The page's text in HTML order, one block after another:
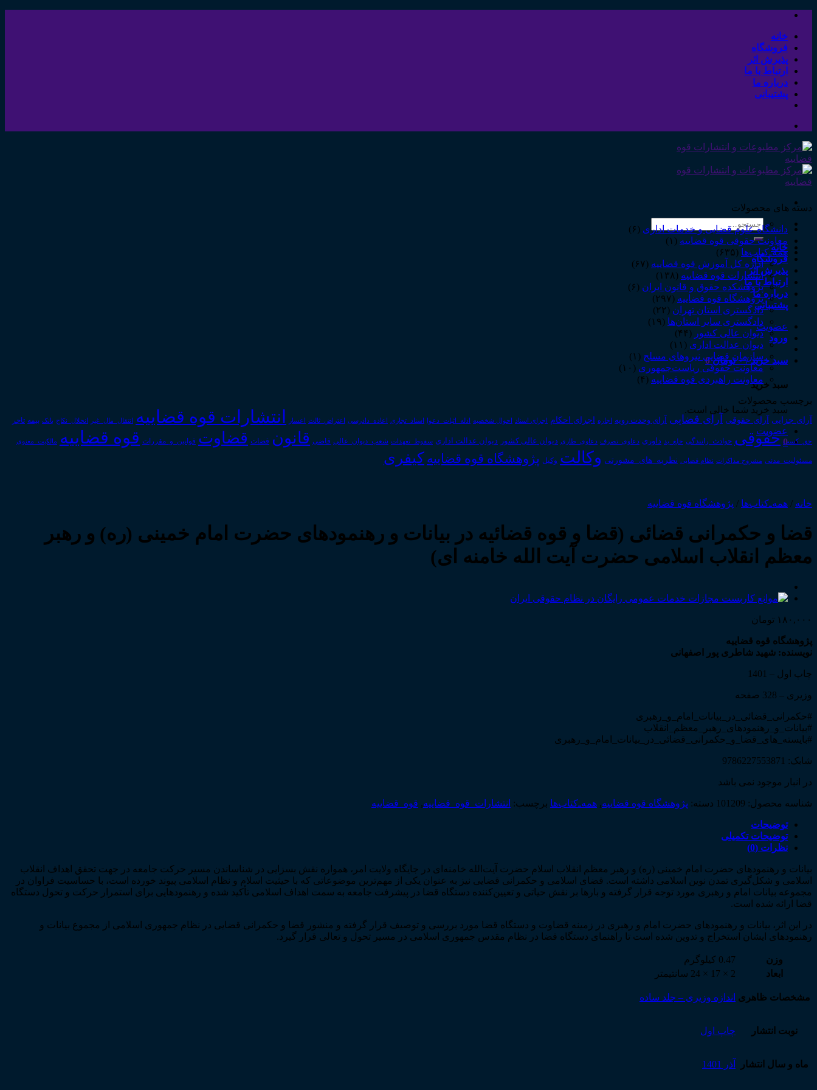
Skip
contentخانه
فروشگاه
پذیرش اثر
ارتباط با ما
درباره ما
پشتیبانی
جستجو
برای:
خانه
فروشگاه
پذیرش اثر
ارتباط با ما
درباره ما
پشتیبانی
عضویت
ورود
سبد خرید /۰ تومان 0
سبد خرید
سبد خرید شما خالی است.
عضویت
0
دسته های محصولات
دانشگاه علوم قضایی و خدمات اداری (۶)
معاونت حقوقی قوه قضاییه (۱)
همه‌ـ‌کتاب‌ها (۶۳۵)
اداره کل آموزش قوه قضاییه (۶۷)
انتشارات قوه قضاییه (۱۳۸)
پژوهشکده حقوق و قانون ایران (۶)
پژوهشگاه قوه قضاییه (۲۹۷)
دادگستری استان تهران (۲۲)
دادگستری سایر استان‌ها (۱۹)
دیوان عالی کشور (۴۴)
دیوان عدالت اداری (۱۱)
سازمان قضایی نیروهای مسلح (۱)
معاونت حقوقی ریاست‌جمهوری (۱۰)
معاونت راهبردی قوه قضاییه (۴)
برچسب محصولات
آرای جزایی آرای حقوقی آرای قضایی آرای وحدت رویه اجاره اجرای احکام اجرای اسناد احوال شخصیه ادله_اثبات_دعوا اسناد_تجاری اعاده_دادرسی اعتراض_ثالث اعسار انتشارات قوه قضاییه انتقال_مال_غیر انحلال_نکاح بانک بیمه تاجر
حق_کسب حقوقی حوادث_رانندگی خلع_ید داوری دعاوی_تصرف دعاوی_طاری دیوان عالی کشور دیوان عدالت اداری سقوط_تعهدات شعب_دیوان_عالی قاضی قانون قضات قضاوت قوانین_و_مقررات قوه قضاییه مالکیت_معنوی
مسئولیت_مدنی مشروح مذاکرات نظام قضایی نظریه_های_مشورتی وکالت وکیل پژوهشگاه قوه قضاییه کیفری
خانه / همه‌ـ‌کتاب‌ها / پژوهشگاه قوه قضاییه
قضا و حکمرانی قضائی (قضا و قوه قضائیه در بیانات و رهنمودهای حضرت امام خمینی (ره) و رهبر
معظم انقلاب اسلامی حضرت آیت الله خامنه ای)
۱۸۰,۰۰۰ تومان
پژوهشگاه قوه قضاییه
نویسنده: شهید شاطری پور اصفهانی
چاپ اول – 1401
وزیری – 328 صفحه
#حکمرانی_قضائی_در_بیانات_امام_و_رهبری
#بیانات_و_رهنمودهای_رهبر_معظم_انقلاب
#بایسته_های_قضا_و_حکمرانی_قضائی_در_بیانات_امام_و_رهبری
شابک: 9786227553871
در انبار موجود نمی باشد
شناسه محصول: 101209 دسته: پژوهشگاه قوه قضاییه, همه‌ـ‌کتاب‌ها برچسب: انتشارات_قوه_قضاییه, قوه_قضاییه
توضیحات
توضیحات تکمیلی
نظرات (0)
بیانات و رهنمودهای حضرت امام خمینی (ره) و رهبر معظم انقلاب اسلام حضرت آیت‌­الله خامنه‌­ای در جایگاه ولایت امر، همواره نقش بسزایی در شناساندن مسیر حرکت جامعه در جهت تحقق اهداف انقلاب
اسلامی و شکل­‌گیری تمدن نوین اسلامی داشته است. قضای اسلامی و حکمرانی قضایی نیز به عنوان یکی از مهم‌­ترین موضوعاتی که با حیثیت اسلام و نظام اسلامی پیوند خورده است، با حساسیت فراوان در
مجموعه بیانات امام و رهبری مورد توجه قرار گرفته و بارها بر نقش حیاتی و تعیین­‌کننده دستگاه قضا در پیشرفت جامعه به سمت اهداف اسلامی تأکید شده و رهنمودهایی برای استمرار حرکت و تحول دستگاه
قضا ارائه شده است.
در این اثر، بیانات و رهنمودهای حضرت امام و رهبری در زمینه قضاوت و دستگاه قضا مورد بررسی و توصیف قرار گرفته و منشور قضا و حکمرانی قضایی در نظام جمهوری اسلامی از مجموع بیانات و
رهنمودهای ایشان استخراج و تدوین شده است تا راهنمای دستگاه قضا در نظام مقدس جمهوری اسلامی در مسیر تحول و تعالی قرار گیرد.
وزن
0.47 کیلوگرم
ابعاد
2 × 17 × 24 سانتیمتر
مشخصات ظاهری اندازه وزیری – جلد ساده
نوبت انتشار چاپ اول
ماه و سال انتشار آذر 1401